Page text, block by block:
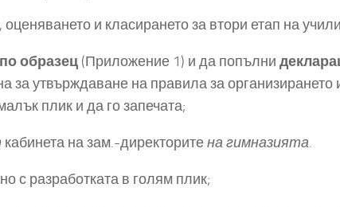
и класирането за втори етап на
образец (Приложение 1) и да попълни
за утвърждаване на правила за
плик и да го запечата;
кабинета на зам.-директоритена гимназията.
с разработката в голям плик;